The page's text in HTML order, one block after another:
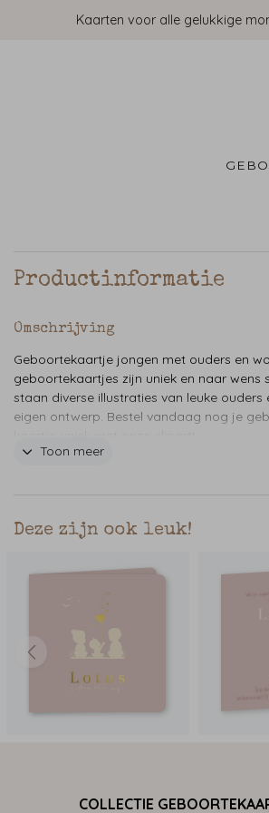
Kaarten voor alle gelukkige
Productinformatie
Omschrijving
Geboortekaartje jongen met ouders en
geboortekaartjes zijn uniek en naar wens
staan diverse illustraties van leuke
eigen ontwerp. Bestel vandaag nog je
Toon meer
Deze zijn ook leuk!
COLLECTIE